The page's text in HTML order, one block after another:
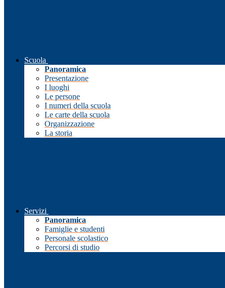
Scuola
Panoramica
Presentazione
I luoghi
Le persone
I numeri della scuola
Le carte della scuola
Organizzazione
La storia
Servizi
Panoramica
Famiglie e studenti
Personale scolastico
Percorsi di studio